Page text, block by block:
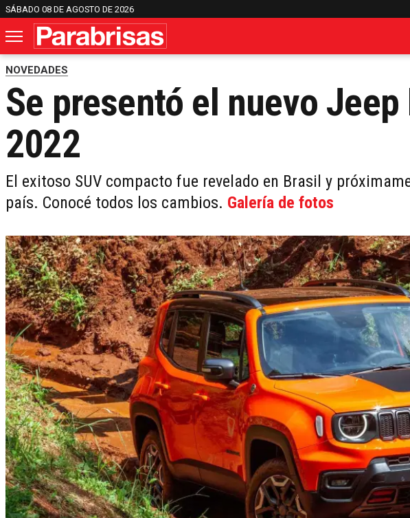
SÁBADO 08 DE AGOSTO DE 2026
NOVEDADES
Se presentó el nuevo Jeep
2022
El exitoso SUV compacto fue revelado en Brasil y
país. Conocé todos los cambios. Galería de fotos